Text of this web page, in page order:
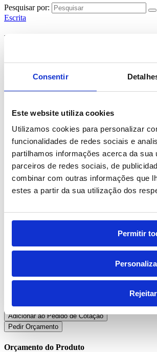
Consentir
Este website utiliza cookies
Utilizamos cookies para personalizar
funcionalidades de redes sociais e
partilhamos informações acerca da
parceiros de redes sociais, de
combinar com outras informações que
estes a partir da sua utilização dos
Permitir
Rejeitar
Pesquisar por:
Escrita
Kiwu Chrome
Esferográfica em ABS com acabamento
Inclui recarga X20 em tinta azul. ø11 x 139
Solicite orçamento para descontos
*Valor apresentado meramente indicativo e
*Para dúvidas de impressão, consulte a nossa
personalizações
*Aos valores indicados, acresce IVA à taxa
REF:BI-PS-81008
Em stock
Quantidade de Kiwu Chrome
Adicionar ao Pedido de Cotação
Pedir Orçamento
Orçamento do Produto